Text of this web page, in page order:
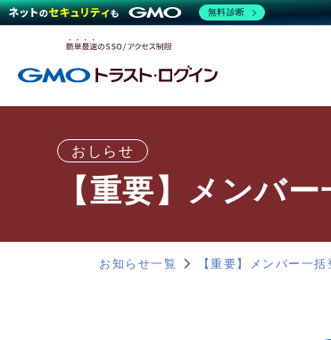
おしらせ
【重要】メンバ
お知らせ一覧 【重要】メンバー一
無料診断